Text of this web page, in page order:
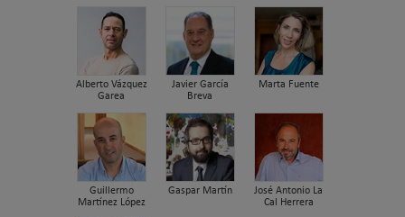
Alberto Vázquez
Garea
Javier García
Breva
Marta Fuente
Guillermo
Martínez López
Gaspar Martín
José Antonio La
Cal Herrera